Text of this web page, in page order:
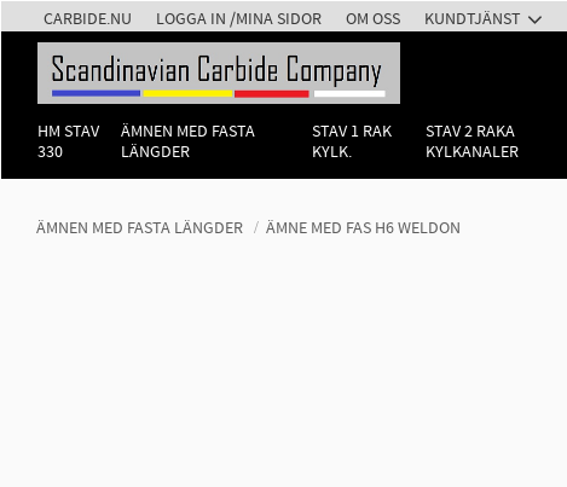
CARBIDE.NU LOGGA IN /MINA SIDOR OM OSS KUNDTJÄNST
HM STAV
330
ÄMNEN MED FASTA
LÄNGDER
STAV 1 RAK
KYLK.
STAV 2 RAKA
KYLKANALER
ÄMNEN MED FASTA LÄNGDER ÄMNE MED FAS H6 WELDON